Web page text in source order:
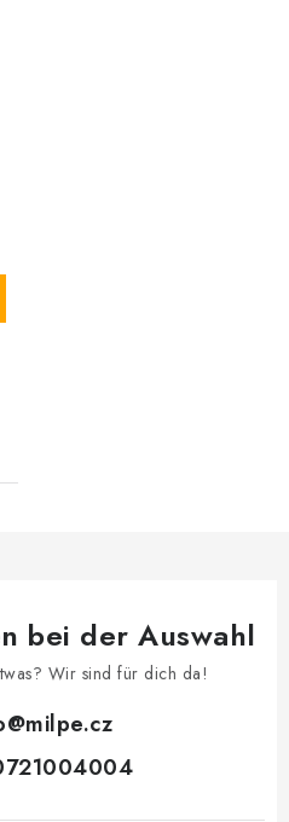
bei der Auswahl
Wir sind für dich da!
@milpe.cz